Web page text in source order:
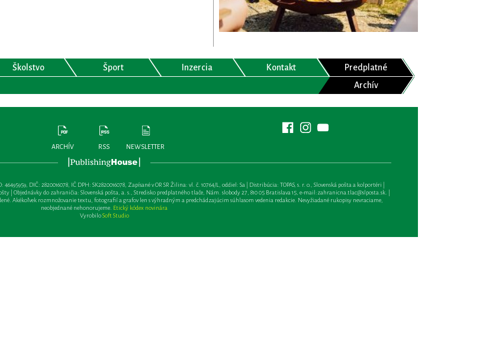
Školstvo Šport Inzercia Kontakt
Predplatné
Archív
ARCHÍV RSS NEWSLETTER
DIČ: 2820016078, IČ DPH: SK2820016078, Zapísané v OR SR Žilina: vl. č. 10764/L, oddiel: Sa | Distribúcia: TOPAS, s. r. o., Slovenská pošta a kolportéri |
| Objednávky do zahraničia: Slovenská pošta, a. s., Stredisko predplatného tlače, Nám. slobody 27, 810 05 Bratislava 15, e-mail:zahranicna.tlac@slposta.sk. |
Akékoľvek rozmnožovanie textu, fotografií a grafov len s výhradným a predchádzajúcim súhlasom vedenia redakcie. Nevyžiadané rukopisy nevraciame,
neobjednané nehonorujeme. Etický kódex novinára
VyrobiloSoft Studio